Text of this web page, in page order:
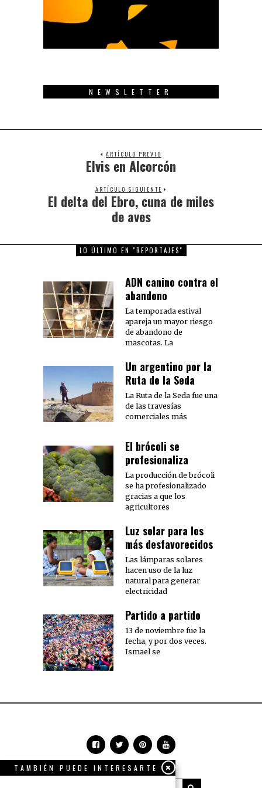
NEWSLETTER
ARTÍCULO PREVIO
Previous
Elvis en Alcorcón
ARTÍCULO SIGUIENTE
Next
post:
El delta del Ebro, cuna de miles
de aves
LO ÚLTIMO EN "REPORTAJES"
ADN canino contra el
abandono
La temporada estival
apareja un mayor riesgo
de abandono de
mascotas. La
Un argentino por la
Ruta de la Seda
La Ruta de la Seda fue una
de las travesías
comerciales más
El brócoli se
profesionaliza
La producción de brócoli
se ha profesionalizado
gracias a que los
agricultores
Luz solar para los
más desfavorecidos
Las lámparas solares
hacen uso de la luz
natural para generar
electricidad
Partido a partido
13 de noviembre fue la
fecha, y por dos veces.
Ismael se
TAMBIÉN PUEDE INTERESARTE